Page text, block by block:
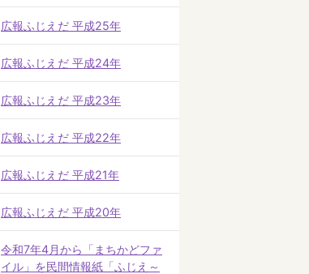
広報ふじえだ 平成25年
広報ふじえだ 平成24年
広報ふじえだ 平成23年
広報ふじえだ 平成22年
広報ふじえだ 平成21年
広報ふじえだ 平成20年
令和7年4月から「まちかどファ
イル」を民間情報紙「ふじえ～